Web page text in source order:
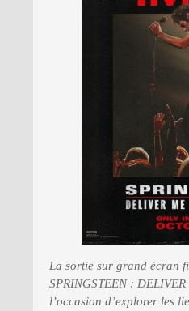
La sortie sur grand écran
SPRINGSTEEN :
l’occasion d’explorer les